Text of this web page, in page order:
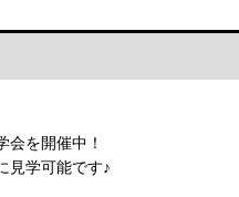
を開催中！
見学可能です♪